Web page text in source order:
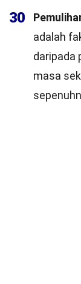
30
adalah
daripada
masa